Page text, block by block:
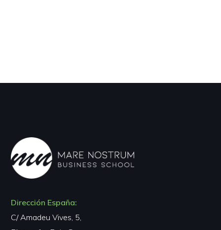
Dirección España:
C/ Amadeu Vives, 5,